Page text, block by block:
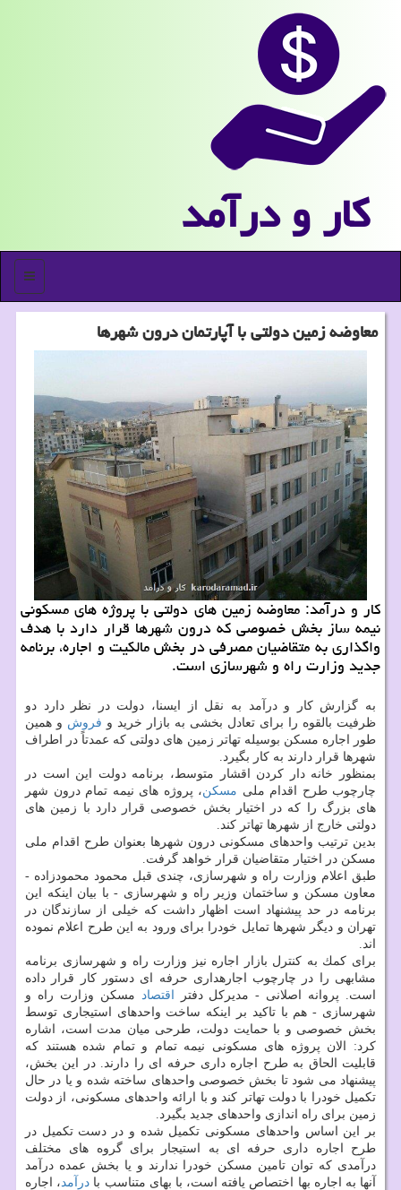
كار و درآمد
منو
معاوضه زمین دولتی با آپارتمان درون شهرها
كار و درآمد: معاوضه زمین های دولتی با پروژه های مسكونی
نیمه ساز بخش خصوصی كه درون شهرها قرار دارد با هدف
واگذاری به متقاضیان مصرفی در بخش مالكیت و اجاره، برنامه
جدید وزارت راه و شهرسازی است.
به گزارش كار و درآمد به نقل از ایسنا، دولت در نظر دارد دو
ظرفیت بالقوه را برای تعادل بخشی به بازار خرید و فروش و همین
طور اجاره مسكن بوسیله تهاتر زمین های دولتی كه عمدتاً در اطراف
شهرها قرار دارند به كار بگیرد.
بمنظور خانه دار كردن اقشار متوسط، برنامه دولت این است در
چارچوب طرح اقدام ملی مسكن، پروژه های نیمه تمام درون شهر
های بزرگ را كه در اختیار بخش خصوصی قرار دارد با زمین های
دولتی خارج از شهرها تهاتر كند.
بدین ترتیب واحدهای مسكونی درون شهرها بعنوان طرح اقدام ملی
مسكن در اختیار متقاضیان قرار خواهد گرفت.
طبق اعلام وزارت راه و شهرسازی، چندی قبل محمود محمودزاده -
معاون مسكن و ساختمان وزیر راه و شهرسازی - با بیان اینكه این
برنامه در حد پیشنهاد است اظهار داشت كه خیلی از سازندگان در
تهران و دیگر شهرها تمایل خودرا برای ورود به این طرح اعلام نموده
اند.
برای كمك به كنترل بازار اجاره نیز وزارت راه و شهرسازی برنامه
مشابهی را در چارچوب اجارهداری حرفه ای دستور كار قرار داده
است. پروانه اصلانی - مدیركل دفتر
اقتصاد مسكن وزارت راه و
شهرسازی - هم با تاكید بر اینكه ساخت واحدهای استیجاری توسط
بخش خصوصی و با حمایت دولت، طرحی میان مدت است، اشاره
كرد: الان پروژه های مسكونی نیمه تمام و تمام شده هستند كه
قابلیت الحاق به طرح اجاره داری حرفه ای را دارند. در این بخش،
پیشنهاد می شود تا بخش خصوصی واحدهای ساخته شده و یا در حال
تكمیل خودرا با دولت تهاتر كند و با ارائه واحدهای مسكونی، از دولت
زمین برای راه اندازی واحدهای جدید بگیرد.
بر این اساس واحدهای مسكونی تكمیل شده و در دست تكمیل در
طرح اجاره داری حرفه ای به استیجار برای گروه های مختلف
درآمدی كه توان تامین مسكن خودرا ندارند و یا بخش عمده درآمد
آنها به اجاره بها اختصاص یافته است، با بهای متناسب با درآمد، اجاره